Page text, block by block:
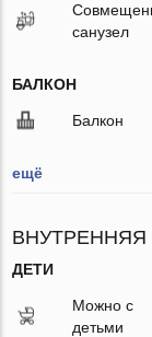
санузел
БАЛКОН
Балкон
ещё
ВНУТРЕННЯЯ
ДЕТИ
Можно с
детьми